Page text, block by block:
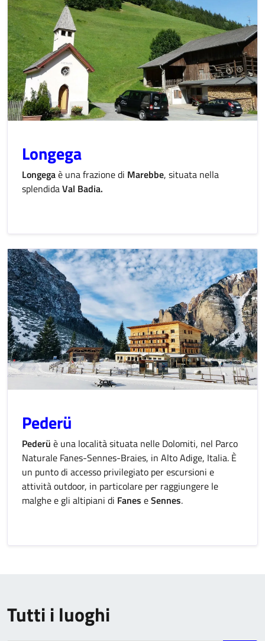
Longega
Longegaè una frazione di Marebbe, situata nella
splendidaVal Badia.
Pederü
Pederü è una località situata nelle Dolomiti, nel Parco
Naturale Fanes-Sennes-Braies, in Alto Adige, Italia. È
un punto di accesso privilegiato per escursioni e
attività outdoor, in particolare per raggiungere le
malghe e gli altipiani di Fanes eSennes.
Tutti i luoghi